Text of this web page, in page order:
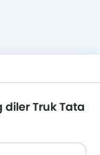
Truk Tata